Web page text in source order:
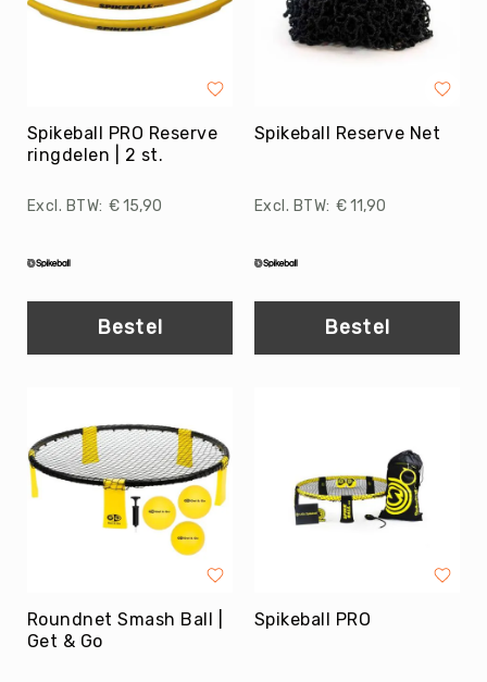
/
Voetbal
Waterpolo
Accessoires
KinderYoga
Meditatiekussens
Yoga
Pakketten
Yogamat
Zaalvoetbal
Spikeball PRO Reserve
ringdelen | 2 st.
€ 15,90
Bestel
Spikeball Reserve Net
€ 11,90
Bestel
Roundnet Smash Ball |
Get & Go
Spikeball PRO